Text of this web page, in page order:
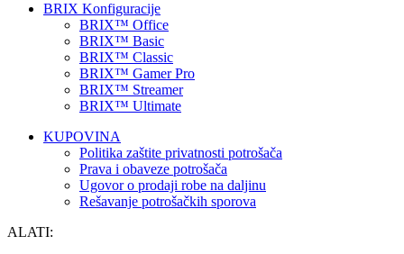
BRIX Konfiguracije
BRIX™ Office
BRIX™ Basic
BRIX™ Classic
BRIX™ Gamer Pro
BRIX™ Streamer
BRIX™ Ultimate
KUPOVINA
Politika zaštite privatnosti potrošača
Prava i obaveze potrošača
Ugovor o prodaji robe na daljinu
Rešavanje potrošačkih sporova
ALATI: